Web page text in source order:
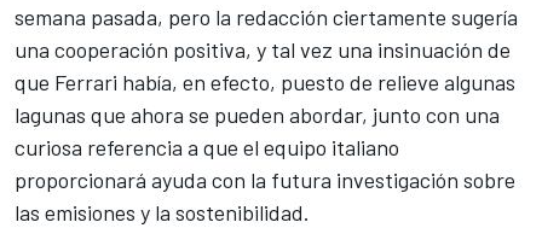
semana pasada, pero la redacción ciertamente sugería
una cooperación positiva, y tal vez una insinuación de
que Ferrari había, en efecto, puesto de relieve algunas
lagunas que ahora se pueden abordar, junto con una
curiosa referencia a que el equipo italiano
proporcionará ayuda con la futura investigación sobre
las emisiones y la sostenibilidad.